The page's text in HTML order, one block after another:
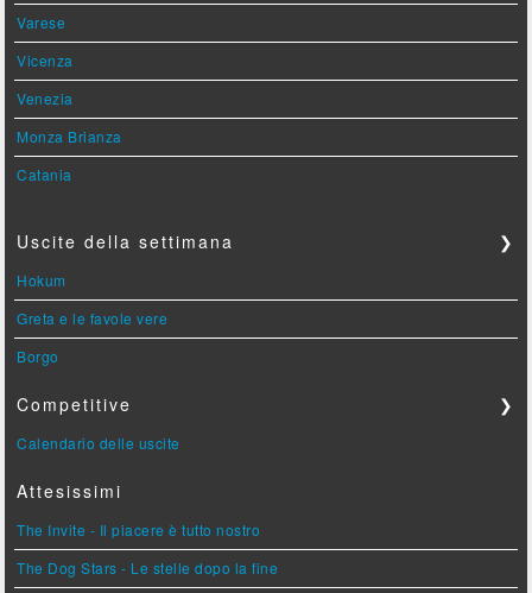
Varese
Vicenza
Venezia
Monza Brianza
Catania
Uscite della settimana ❯
Hokum
Greta e le favole vere
Borgo
Competitive ❯
Calendario delle uscite
Attesissimi
The Invite - Il piacere è tutto nostro
The Dog Stars - Le stelle dopo la fine